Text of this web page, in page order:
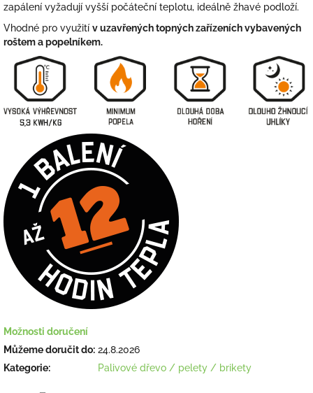
zapálení vyžadují vyšší počáteční teplotu, ideálně žhavé podloží.
Vhodné pro využití v uzavřených topných zařízeních vybavených
roštem a popelníkem.
Možnosti doručení
Můžeme doručit do: 24.8.2026
Kategorie: Palivové dřevo / pelety / brikety